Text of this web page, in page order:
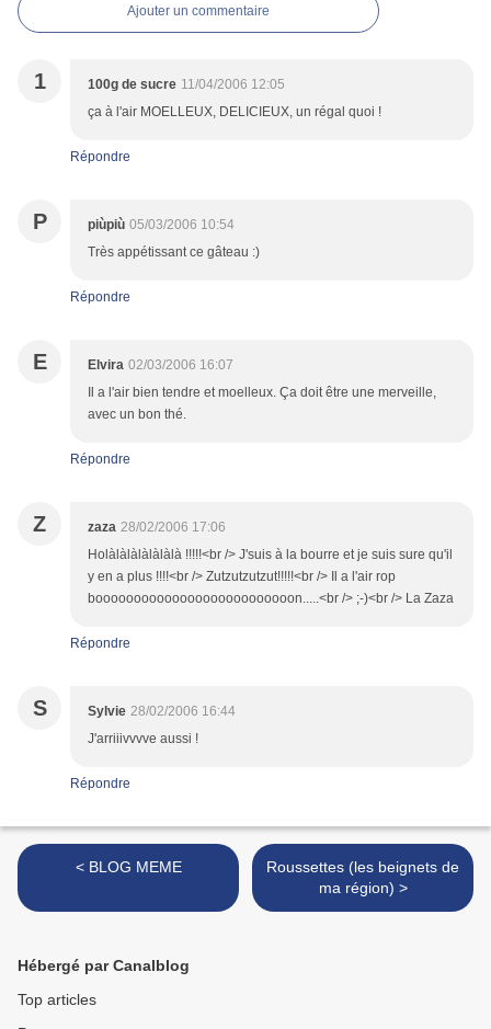
Ajouter un commentaire
1 100g de sucre 11/04/2006 12:05
ça à l'air MOELLEUX, DELICIEUX, un régal quoi !
Répondre
P piùpiù 05/03/2006 10:54
Très appétissant ce gâteau :)
Répondre
E Elvira 02/03/2006 16:07
Il a l'air bien tendre et moelleux. Ça doit être une merveille,
avec un bon thé.
Répondre
Z zaza 28/02/2006 17:06
Holàlàlàlàlàlàlà !!!!!<br /> J'suis à la bourre et je suis sure qu'il
y en a plus !!!!<br /> Zutzutzutzut!!!!!<br /> Il a l'air rop
boooooooooooooooooooooooooon.....<br /> ;-)<br /> La Zaza
Répondre
S Sylvie 28/02/2006 16:44
J'arriiivvvve aussi !
Répondre
< BLOG MEME
Roussettes (les beignets de
ma région) >
Hébergé par Canalblog
Top articles